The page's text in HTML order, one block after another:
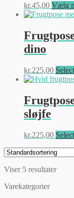
kr.45,00 Vælg
dino
kr.225,00
sløjfe
kr.225,00
Viser 5 resultater
Varekategorier